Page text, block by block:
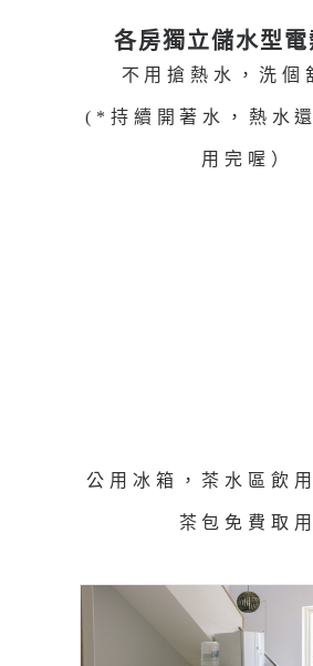
各房獨立儲水型電
不用搶熱水，洗個
(*持續開著水，熱水
用完喔）
公用冰箱，茶水區飲
茶包免費取用